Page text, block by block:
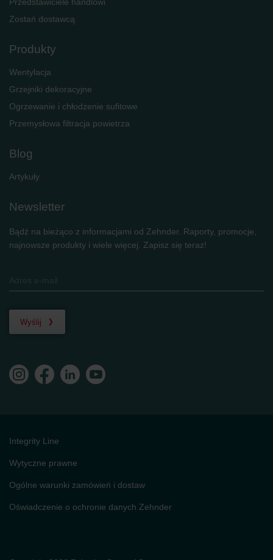
Przedstawiciele handlowi
Zostań dostawcą
Produkty
Wentylacja
Grzejniki dekoracyjne
Ogrzewanie i chłodzenie sufitowe
Przemysłowa filtracja powietrza
Blog
Artykuły
Newsletter
Bądź na bieżąco z informacjami od Zehnder. Raporty, promocje,
najnowsze produkty i wiele więcej. Zapisz się teraz!
Wyślij
Integrity Line
Wytyczne prawne
Ogólne warunki zamówień i dostaw
Oświadczenie o ochronie danych Zehnder